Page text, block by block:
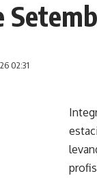
02:31